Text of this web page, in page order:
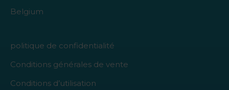
Belgium
politique de confidentialité
Conditions générales de vente
Conditions d’utilisation